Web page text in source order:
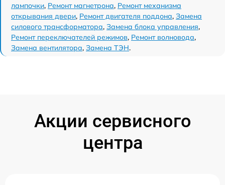
лампочки, Ремонт магнетрона, Ремонт механизма
открывания двери, Ремонт двигателя поддона, Замена
силового трансформатора, Замена блока управления,
Ремонт переключателей режимов, Ремонт волновода,
Замена вентилятора, Замена ТЭН.
Акции сервисного
центра